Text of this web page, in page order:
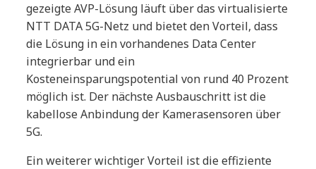
gezeigte AVP-Lösung läuft über das virtualisierte
NTT DATA 5G-Netz und bietet den Vorteil, dass
die Lösung in ein vorhandenes Data Center
integrierbar und ein
Kosteneinsparungspotential von rund 40 Prozent
möglich ist. Der nächste Ausbauschritt ist die
kabellose Anbindung der Kamerasensoren über
5G.
Ein weiterer wichtiger Vorteil ist die effiziente